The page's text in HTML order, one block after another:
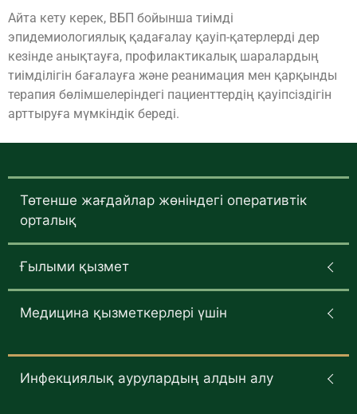
Айта кету керек, ВБП бойынша тиімді
эпидемиологиялық қадағалау қауіп-қатерлерді дер
кезінде анықтауға, профилактикалық шаралардың
тиімділігін бағалауға және реанимация мен қарқынды
терапия бөлімшелеріндегі пациенттердің қауіпсіздігін
арттыруға мүмкіндік береді.
Төтенше жағдайлар жөніндегі оперативтік
орталық
Ғылыми қызмет
Медицина қызметкерлері үшін
Инфекциялық аурулардың алдын алу